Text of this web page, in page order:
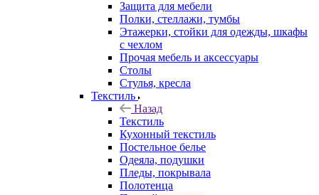
Защита для мебели
Полки, стеллажи, тумбы
Этажерки, стойки для одежды, шкафы
с чехлом
Прочая мебель и аксессуары
Столы
Стулья, кресла
Текстиль
Назад
Текстиль
Кухонный текстиль
Постельное белье
Одеяла, подушки
Пледы, покрывала
Полотенца